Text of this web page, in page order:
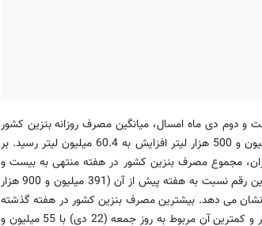
و دوم دی ماه امسال، میانگین مصرف روزانه بنزین کشور
که هفته پیش از آن به 55.9 میلیون لیتر رسیده بود، با 4 میلیون و 500 هزار لیتر افزایش به 60.4 میلیون لیتر رسید. بر
مجموع مصرف بنزین کشور در هفته منتهی به بیست و
دوم دی ماه امسال به 422 میلیون و 800 هزار لیتر رسید که این رقم نسبت به هفته پیش از آن (391 میلیون و 900 هزار
لیتر (معادل 7.8 درصد) افزایش نشان می دهد. بیشترین مصرف بنزین کشور در هفته گذشته
مربوط به روز پنج شنبه (21 دی) با 68 میلیون و 700 هزار لیتر و کمترین آن مربوط به روز جمعه (22 دی) با 55 میلیون و